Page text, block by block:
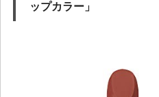
ップカラー」